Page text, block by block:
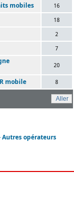
mobiles 16
18
2
7
20
mobile 8
Autres opérateurs